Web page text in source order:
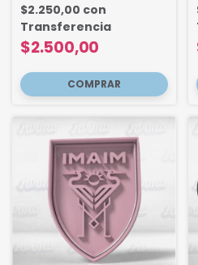
$2.500,00
$2.250,00 con
Transferencia